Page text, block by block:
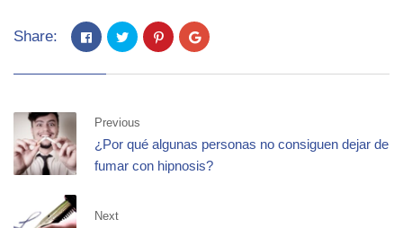
Share:
Previous
¿Por qué algunas personas no consiguen dejar de
fumar con hipnosis?
Next